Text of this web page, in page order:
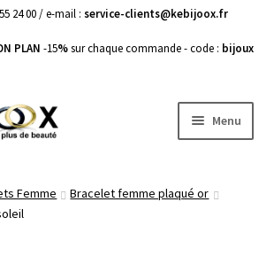
24 00 / e-mail : service-clients@kebijoox.fr
PLAN -15%sur chaque commande - code : bijoux
Menu
Femme
Bracelet femme plaqué or